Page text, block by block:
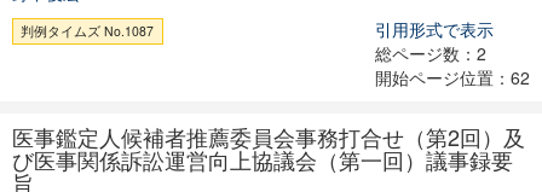
判例タイムズ No.1087
引用形式で表示
総ページ数：2
開始ページ位置：62
医事鑑定人候補者推薦委員会事務打合せ（第2回）及
び医事関係訴訟運営向上協議会（第一回）議事録要
旨